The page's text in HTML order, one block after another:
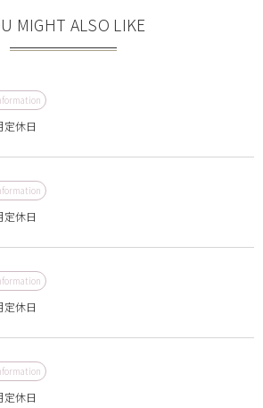
MIGHT ALSO LIKE
定休日
定休日
定休日
定休日